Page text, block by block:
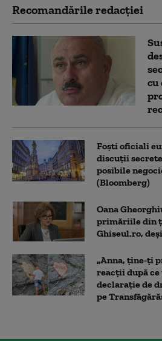
Recomandările redacţiei
cu
Foști oficiali
discuții
posibile
(Bloomberg)
Oana
primăriile din
Ghiseul.ro,
„Anna, ţine-ţi
reacții după ce
declarație de
pe